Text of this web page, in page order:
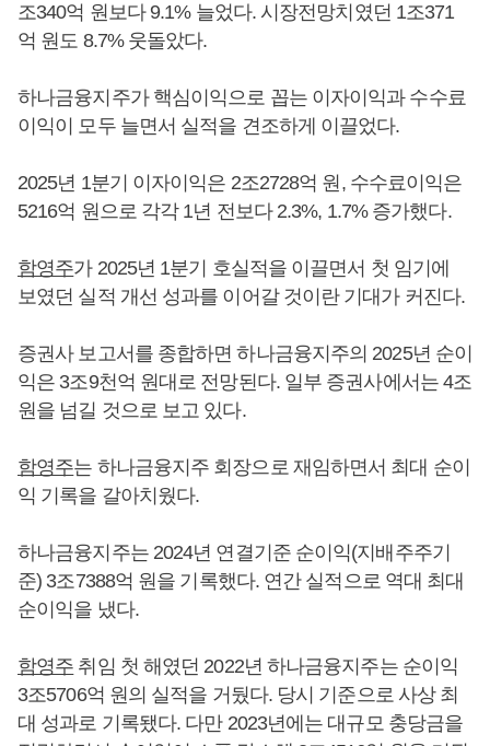
조340억 원보다 9.1% 늘었다. 시장전망치였던 1조371
억 원도 8.7% 웃돌았다.
하나금융지주가 핵심이익으로 꼽는 이자이익과 수수료
이익이 모두 늘면서 실적을 견조하게 이끌었다.
2025년 1분기 이자이익은 2조2728억 원, 수수료이익은
5216억 원으로 각각 1년 전보다 2.3%, 1.7% 증가했다.
함영주가 2025년 1분기 호실적을 이끌면서 첫 임기에
보였던 실적 개선 성과를 이어갈 것이란 기대가 커진다.
증권사 보고서를 종합하면 하나금융지주의 2025년 순이
익은 3조9천억 원대로 전망된다. 일부 증권사에서는 4조
원을 넘길 것으로 보고 있다.
함영주는 하나금융지주 회장으로 재임하면서 최대 순이
익 기록을 갈아치웠다.
하나금융지주는 2024년 연결기준 순이익(지배주주기
준) 3조7388억 원을 기록했다. 연간 실적으로 역대 최대
순이익을 냈다.
함영주 취임 첫 해였던 2022년 하나금융지주는 순이익
3조5706억 원의 실적을 거뒀다. 당시 기준으로 사상 최
대 성과로 기록됐다. 다만 2023년에는 대규모 충당금을